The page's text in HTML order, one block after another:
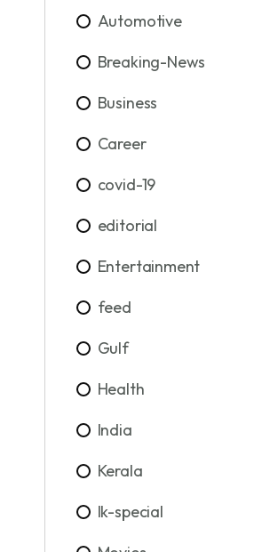
Automotive
Breaking-News
Business
Career
covid-19
editorial
Entertainment
feed
Gulf
Health
India
Kerala
lk-special